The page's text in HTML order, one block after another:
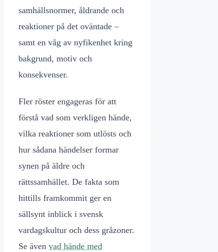
samhällsnormer, åldrande och
reaktioner på det oväntade –
samt en våg av nyfikenhet kring
bakgrund, motiv och
konsekvenser.
Fler röster engageras för att
förstå vad som verkligen hände,
vilka reaktioner som utlösts och
hur sådana händelser formar
synen på äldre och
rättssamhället. De fakta som
hittills framkommit ger en
sällsynt inblick i svensk
vardagskultur och dess gråzoner.
Se även vad hände med